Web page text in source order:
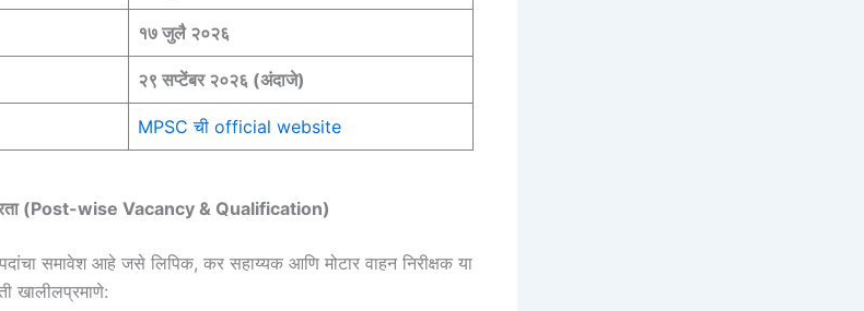
१७ जुलै २०२६
२९ सप्टेंबर २०२६ (अंदाजे)
MPSC ची official website
(Post-wise Vacancy & Qualification)
समावेश आहे जसे लिपिक, कर सहाय्यक आणि मोटार वाहन निरीक्षक या
खालीलप्रमाणे: